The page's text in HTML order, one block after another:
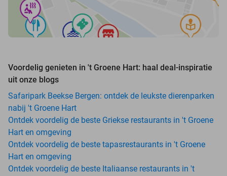
Voordelig genieten in 't Groene Hart: haal deal-inspiratie
uit onze blogs
Safaripark Beekse Bergen: ontdek de leukste dierenparken
nabij 't Groene Hart
Ontdek voordelig de beste Griekse restaurants in 't Groene
Hart en omgeving
Ontdek voordelig de beste tapasrestaurants in 't Groene
Hart en omgeving
Ontdek voordelig de beste Italiaanse restaurants in 't